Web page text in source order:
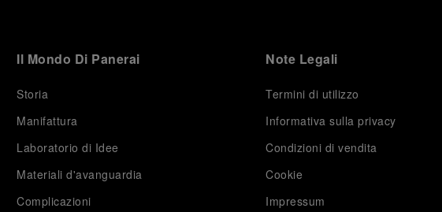
Il Mondo Di Panerai
Storia
Manifattura
Laboratorio di Idee
Materiali d'avanguardia
Complicazioni
Note Legali
Termini di utilizzo
Informativa sulla privacy
Condizioni di vendita
Cookie
Impressum